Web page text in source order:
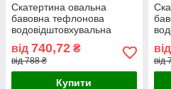
Скатертина овальна
бавовна тефлонова
водовідштовхувальна
білий геометричний
візерунок на сірому
від 740,72 ₴
від 788 ₴
Купити
від
від